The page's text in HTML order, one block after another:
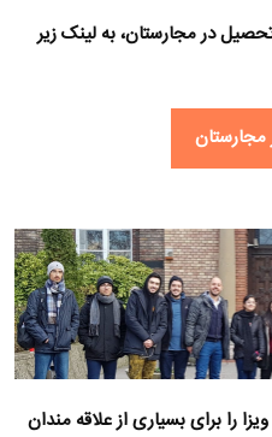
در مجارستان، به لینک زیر
را برای بسیاری از علاقه مندان